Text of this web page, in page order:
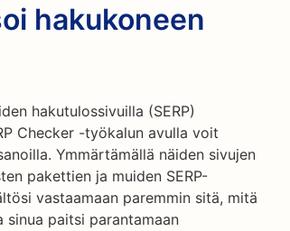
hakukoneen
hakutulossivuilla (SERP)
Checker -työkalun avulla voit
Ymmärtämällä näiden sivujen
pakettien ja muiden SERP-
vastaamaan paremmin sitä, mitä
paitsi parantamaan